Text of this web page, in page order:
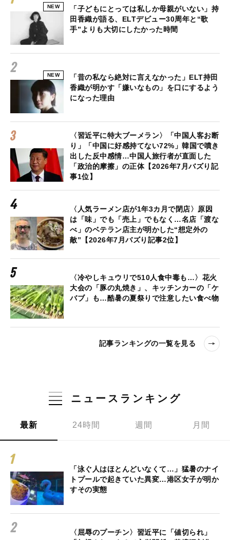
NEW
「子どもにとっては私しか母親がいない」持
田香織が語る、ELTデビュー30周年と“歌
手”よりも大切にしたかった時間
NEW
「昔の私なら絶対に言えなかった」ELT持田
香織が明かす「嫌いなもの」を口にするよう
になった理由
〈習近平に特大ブーメラン〉「中国人客お断
り」「中国に好感持てない72%」韓国で噴き
出した反中感情…中国人旅行者が直面した
「政治的摩擦」の正体【2026年7月バズり記
事1位】
〈人気ラーメン店が1年3カ月で閉店〉原因
は「味」でも「売上」でもなく…名店「渡な
べ」のベテラン店主が明かした“想定外の
敵”【2026年7月バズり記事2位】
〈冷やしキュウリで510人食中毒も…〉花火
大会の「豚の丸焼き」、キッチンカーの「ケ
バブ」も…酷暑の夏祭りで注意したい食べ物
記事ランキングの一覧を見る
ニュースランキング
最新 24時間 週間 月間
「泳ぐ人はほとんどいなくて…」猛暑のナイ
トプールで起きていた異変…港区女子が明か
すその実態
〈屈辱のプーチン〉習近平に「値切られ」